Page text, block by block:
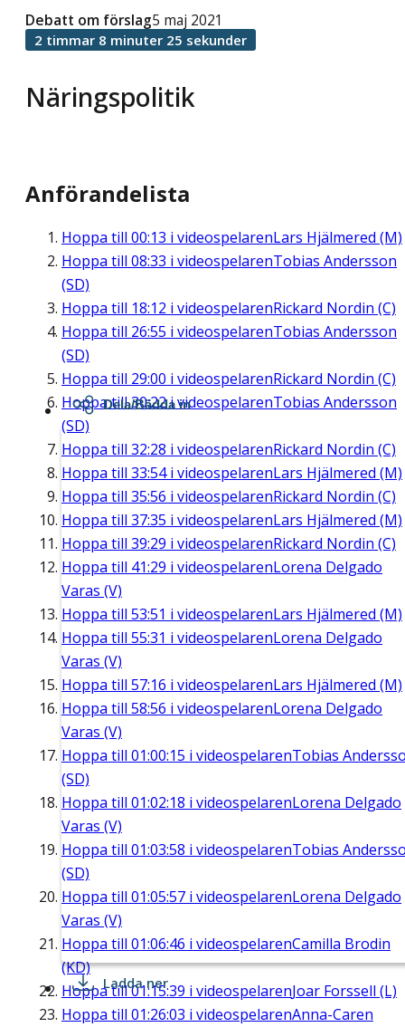
Näringspolitik
Debatt om förslag5 maj 2021
2 timmar 8 minuter 25 sekunder
Anförandelista
Hoppa till 00:13 i videospelarenLars Hjälmered (M)
Hoppa till 08:33 i videospelarenTobias Andersson
(SD)
Hoppa till 18:12 i videospelarenRickard Nordin (C)
Hoppa till 26:55 i videospelarenTobias Andersson
(SD)
Hoppa till 29:00 i videospelarenRickard Nordin (C)
Hoppa till30:22i videospelarenTobias Andersson
(SD)
Hoppa till 32:28 i videospelarenRickard Nordin (C)
Hoppa till 33:54i videospelarenLars Hjälmered (M)
Hoppa till 35:56 i videospelarenRickard Nordin (C)
Hoppa till 37:35 i videospelarenLars Hjälmered (M)
Hoppa till 39:29 i videospelarenRickard Nordin (C)
Hoppa till 41:29 i videospelarenLorena Delgado
Varas (V)
Hoppa till 53:51 i videospelarenLars Hjälmered (M)
Hoppa till 55:31 i videospelarenLorena Delgado
Varas (V)
Hoppa till 57:16 i videospelarenLars Hjälmered (M)
Hoppa till 58:56 i videospelarenLorena Delgado
Varas (V)
Hoppa till 01:00:15 i videospelarenTobias
(SD)
Hoppa till 01:02:18 i videospelarenLorena Delgado
Varas (V)
Hoppa till 01:03:58 i videospelarenTobias
(SD)
Hoppa till 01:05:57 i videospelarenLorena Delgado
Varas (V)
Hoppa till 01:06:46 i videospelarenCamilla Brodin
(KD)
Hoppa till01:15:39 i videospelarenJoar Forssell (L)
Hoppa till 01:26:03 i videospelarenAnna-Caren
Dela/Bädda in
Ladda ner